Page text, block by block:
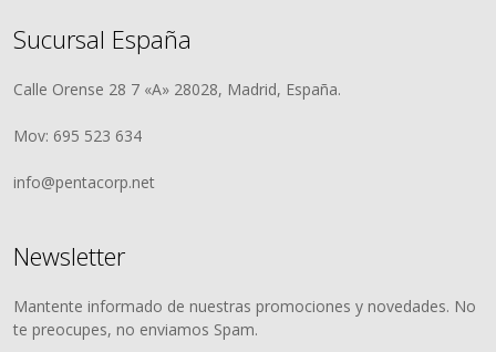
Sucursal España
Calle Orense 28 7 «A» 28028, Madrid, España.
Mov: 695 523 634
info@pentacorp.net
Newsletter
Mantente informado de nuestras promociones y novedades. No
te preocupes, no enviamos Spam.